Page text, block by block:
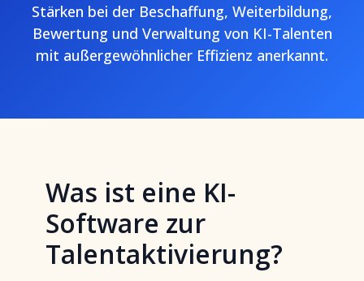
Stärken bei der Beschaffung, Weiterbildung,
Bewertung und Verwaltung von KI-Talenten
mit außergewöhnlicher Effizienz anerkannt.
Was ist eine KI-
Software zur
Talentaktivierung?